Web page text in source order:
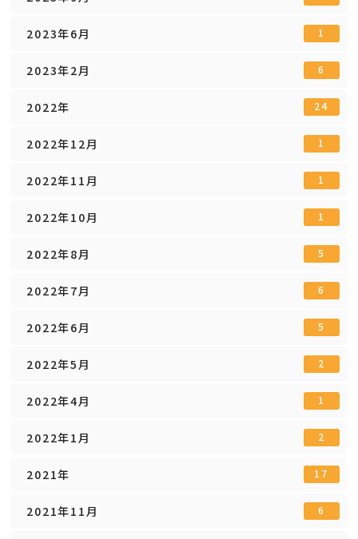
2023年6月 1
2023年2月 6
2022年 24
2022年12月 1
2022年11月 1
2022年10月 1
2022年8月 5
2022年7月 6
2022年6月 5
2022年5月 2
2022年4月 1
2022年1月 2
2021年 17
2021年11月 6